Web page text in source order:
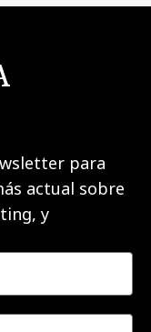
para
actual sobre
y